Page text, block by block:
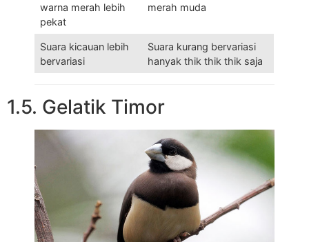
warna merah lebih
pekat
merah muda
Suara kicauan lebih
bervariasi
Suara kurang bervariasi
hanyak thik thik thik saja
1.5. Gelatik Timor